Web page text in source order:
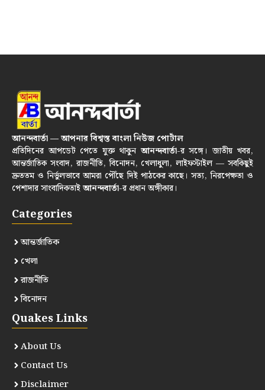
আনন্দবার্তা — আপনার বিশ্বস্ত বাংলা নিউজ পোর্টাল
প্রতিদিনের আপডেট পেতে যুক্ত থাকুনআনন্দবার্তা-র সঙ্গে। জাতীয় খবর,
আন্তর্জাতিক সংবাদ, রাজনীতি, বিনোদন, খেলাধুলা, লাইফস্টাইল — সবকিছুই
দ্রুততম ও নির্ভুলভাবে আমরা পৌঁছে দিই পাঠকের কাছে। সত্য, নিরপেক্ষতা ও
পেশাদার সাংবাদিকতাইআনন্দবার্তা-র প্রধান অঙ্গীকার।
Categories
আন্তর্জাতিক
খেলা
রাজনীতি
বিনোদন
Quakes Links
About Us
Contact Us
Disclaimer